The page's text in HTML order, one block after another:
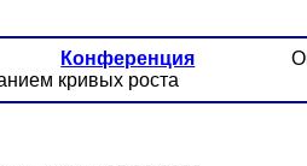
Конференция
кривых роста